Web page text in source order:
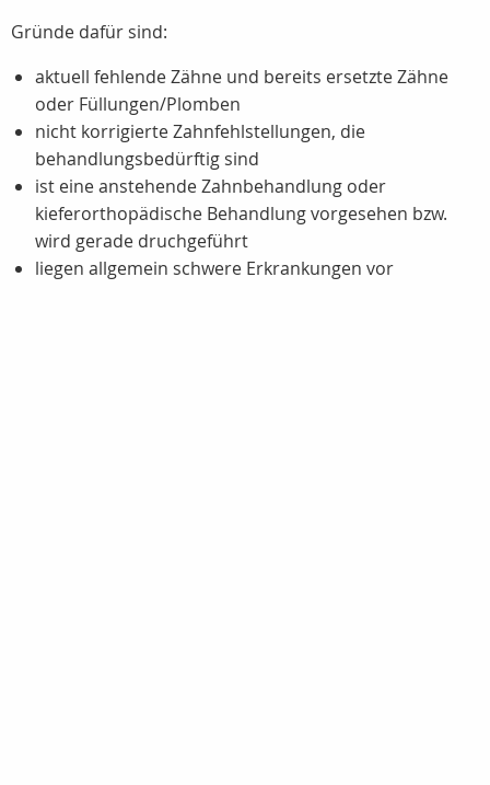
Gründe dafür sind:
aktuell fehlende Zähne und bereits ersetzte Zähne
oder Füllungen/Plomben
nicht korrigierte Zahnfehlstellungen, die
behandlungsbedürftig sind
ist eine anstehende Zahnbehandlung oder
kieferorthopädische Behandlung vorgesehen bzw.
wird gerade druchgeführt
liegen allgemein schwere Erkrankungen vor